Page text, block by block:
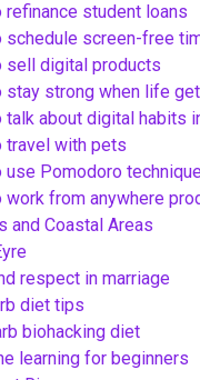
refinance student loans
schedule screen-free
sell digital products
stay strong when life
talk about digital habits
travel with pets
use Pomodoro
work from anywhere
and Coastal Areas
respect in marriage
diet tips
biohacking diet
learning for beginners